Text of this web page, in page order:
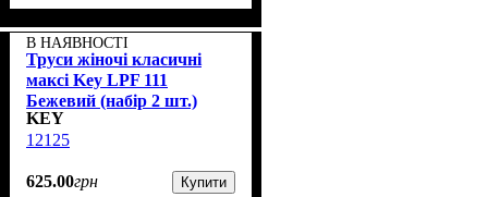
В НАЯВНОСТІ
Труси жіночі класичні
максі Key LPF 111
Бежевий (набір 2 шт.)
KEY
12125
625.00грн Купити